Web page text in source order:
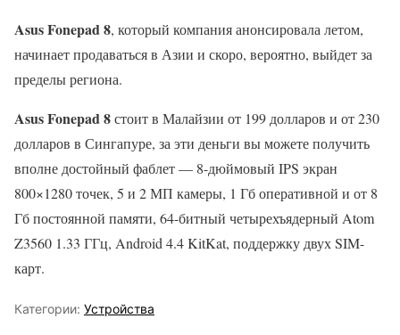
Asus Fonepad 8, который компания анонсировала летом,
начинает продаваться в Азии и скоро, вероятно, выйдет за
пределы региона.
Asus Fonepad 8стоит в Малайзии от 199 долларов и от 230
долларов в Сингапуре, за эти деньги вы можете получить
вполне достойный фаблет — 8-дюймовый IPS экран
800×1280 точек, 5 и 2 МП камеры, 1 Гб оперативной и от 8
Гб постоянной памяти, 64-битный четырехъядерный Atom
Z3560 1.33 ГГц, Android 4.4 KitKat, поддержку двух SIM-
карт.
Категории: Устройства